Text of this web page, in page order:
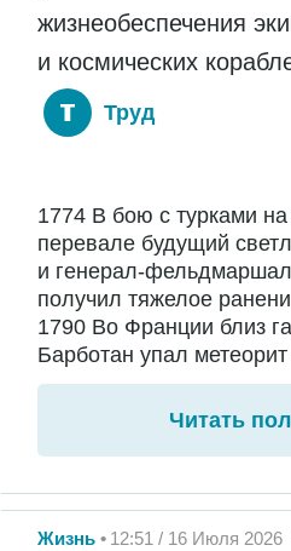
жизнеобеспечения
и космических
Труд
1774 В бою с турками
перевале будущий
и генерал-
получил тяжелое
1790 Во Франции близ
Барботан упал
Читать
Жизнь 12:51 / 16 Июля 2026